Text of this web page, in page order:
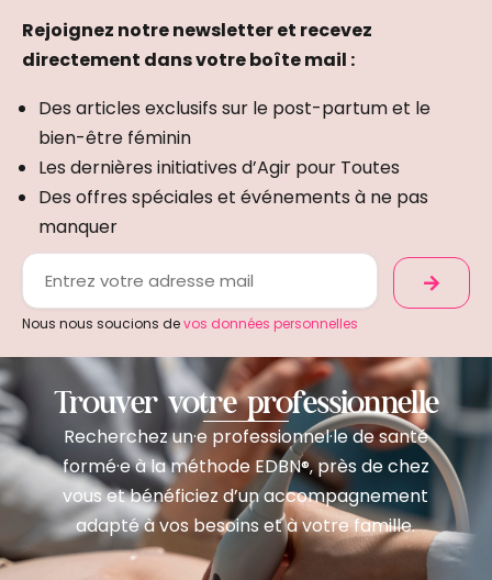
Rejoignez notre newsletter et recevez
directement dans votre boîte mail :
Des articles exclusifs sur le post-partum et le
bien-être féminin
Les dernières initiatives d’Agir pour Toutes
Des offres spéciales et événements à ne pas
manquer
Nous nous soucions devos données personnelles
Trouver votre professionnelle
Recherchez un·e professionnel·le de santé
formé·e à la méthode EDBN®,près de chez
vous et bénéficiez d’un accompagnement
adapté à vos besoins et à votre famille.